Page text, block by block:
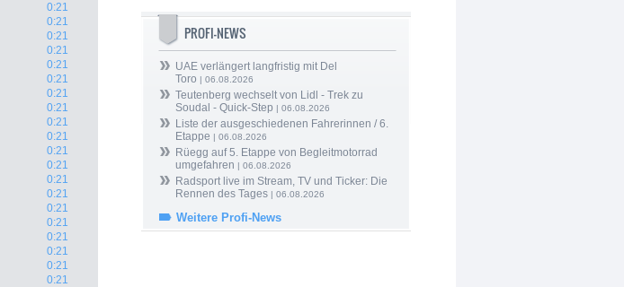
0:21
0:21
0:21
0:21
0:21
0:21
0:21
0:21
0:21
0:21
0:21
0:21
0:21
0:21
0:21
0:21
0:21
0:21
0:21
0:21
PROFI-NEWS
UAE verlängert langfristig mit Del
Toro | 06.08.2026
Teutenberg wechselt von Lidl - Trek zu
Soudal - Quick-Step | 06.08.2026
Liste der ausgeschiedenen Fahrerinnen / 6.
Etappe | 06.08.2026
Rüegg auf 5. Etappe von Begleitmotorrad
umgefahren | 06.08.2026
Radsport live im Stream, TV und Ticker: Die
Rennen des Tages | 06.08.2026
Weitere Profi-News